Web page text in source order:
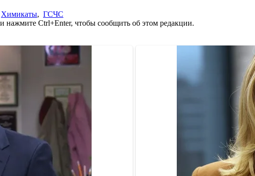
Химикаты, ГСЧС
нажмите Ctrl+Enter, чтобы сообщить об этом редакции.